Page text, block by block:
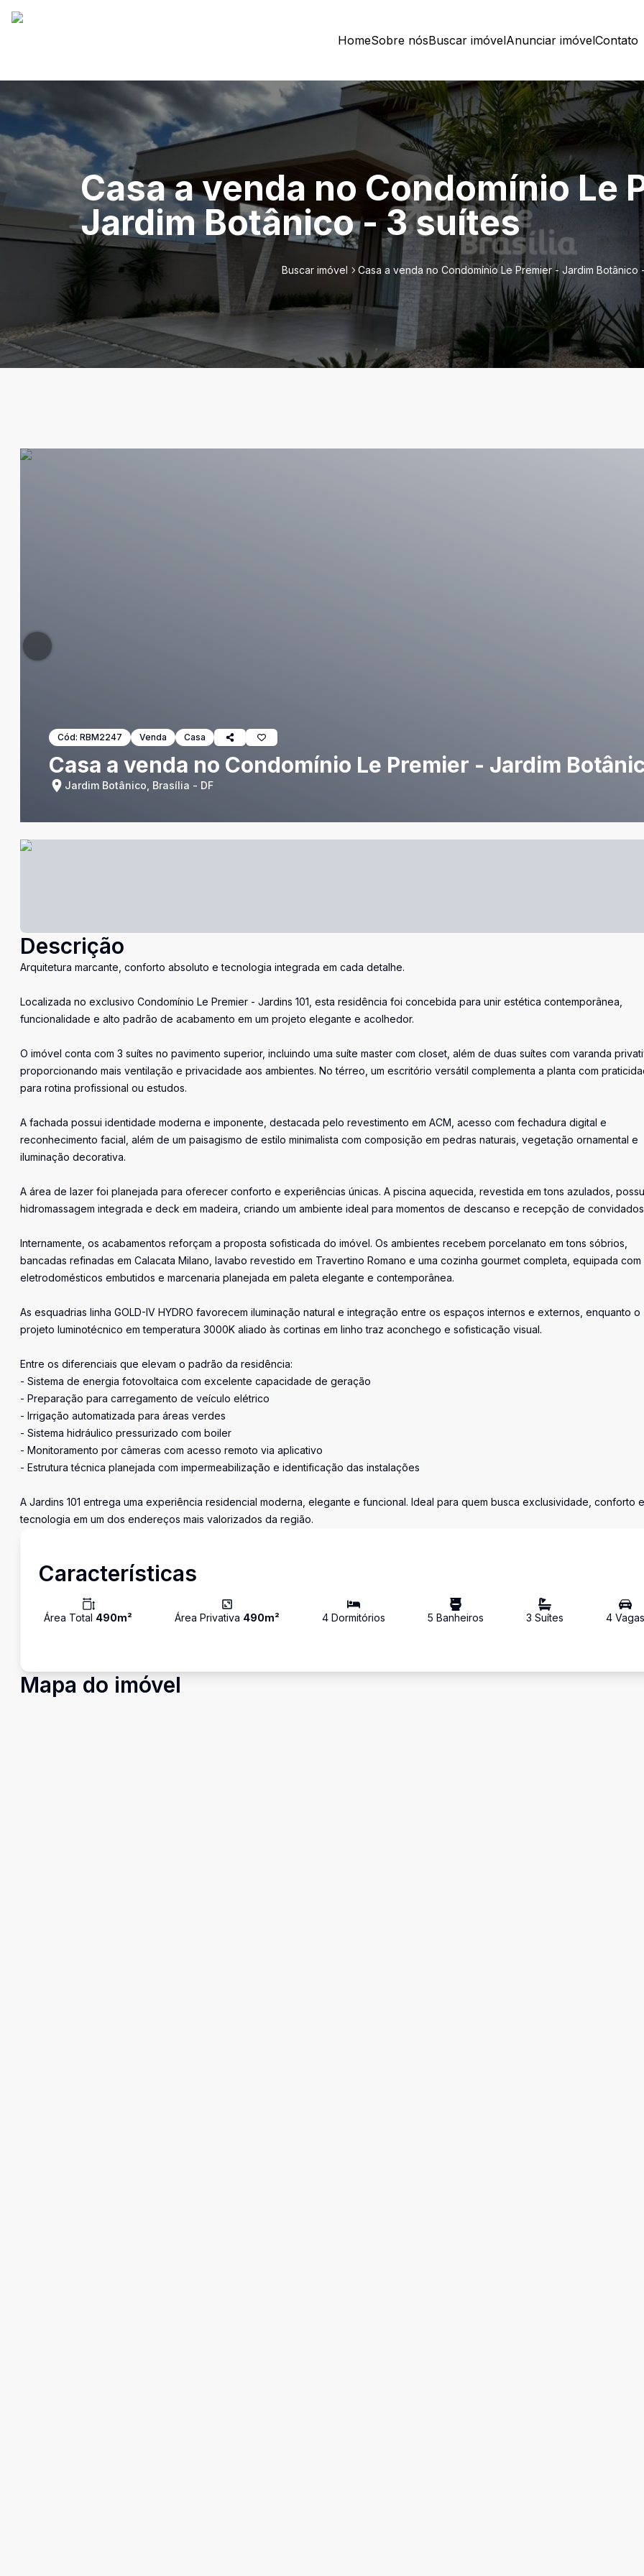
HomeSobre nósBuscar imóvelAnunciar imóvelContato
Casa a venda no Condomínio Le
Jardim Botânico - 3 suítes
Buscar imóvel Casa a venda no Condomínio Le Premier - Jardim Botânico
Cód: RBM2247 Venda Casa
Casa a venda no Condomínio Le Premier - Jardim
Jardim Botânico, Brasília - DF
Descrição
Arquitetura marcante, conforto absoluto e tecnologia integrada em cada detalhe.
Localizada no exclusivo Condomínio Le Premier - Jardins 101, esta residência foi concebida para unir estética contemporânea,
funcionalidade e alto padrão de acabamento em um projeto elegante e acolhedor.
O imóvel conta com 3 suítes no pavimento superior, incluindo uma suíte master com closet, além de duas suítes com varanda
proporcionando mais ventilação e privacidade aos ambientes. No térreo, um escritório versátil complementa a planta com
para rotina profissional ou estudos.
A fachada possui identidade moderna e imponente, destacada pelo revestimento em ACM, acesso com fechadura digital e
reconhecimento facial, além de um paisagismo de estilo minimalista com composição em pedras naturais, vegetação ornamental e
iluminação decorativa.
A área de lazer foi planejada para oferecer conforto e experiências únicas. A piscina aquecida, revestida em tons azulados,
hidromassagem integrada e deck em madeira, criando um ambiente ideal para momentos de descanso e recepção de
Internamente, os acabamentos reforçam a proposta sofisticada do imóvel. Os ambientes recebem porcelanato em tons sóbrios,
bancadas refinadas em Calacata Milano, lavabo revestido em Travertino Romano e uma cozinha gourmet completa, equipada com
eletrodomésticos embutidos e marcenaria planejada em paleta elegante e contemporânea.
As esquadrias linha GOLD-IV HYDRO favorecem iluminação natural e integração entre os espaços internos e externos, enquanto o
projeto luminotécnico em temperatura 3000K aliado às cortinas em linho traz aconchego e sofisticação visual.
Entre os diferenciais que elevam o padrão da residência:
- Sistema de energia fotovoltaica com excelente capacidade de geração
- Preparação para carregamento de veículo elétrico
- Irrigação automatizada para áreas verdes
- Sistema hidráulico pressurizado com boiler
- Monitoramento por câmeras com acesso remoto via aplicativo
- Estrutura técnica planejada com impermeabilização e identificação das instalações
A Jardins 101 entrega uma experiência residencial moderna, elegante e funcional. Ideal para quem busca exclusividade, conforto e
tecnologia em um dos endereços mais valorizados da região.
Características
Área Total 490m² Área Privativa 490m² 4Dormitórios 5 Banheiros 3 Suítes 4Vagas
Mapa do imóvel